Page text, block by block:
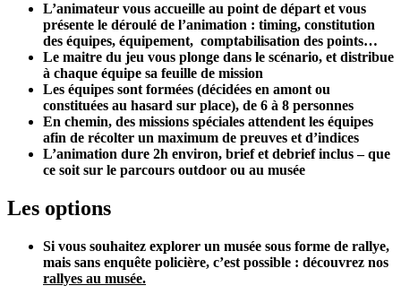
L’animateur vous accueille au point de départ et vous
présente le déroulé de l’animation : timing, constitution
des équipes, équipement, comptabilisation des points…
Le maitre du jeu vous plonge dans le scénario, et distribue
à chaque équipe sa feuille de mission
Les équipes sont formées (décidées en amont ou
constituées au hasard sur place), de 6 à 8 personnes
En chemin, des missions spéciales attendent les équipes
afin de récolter un maximum de preuves et d’indices
L’animation dure 2h environ, brief et debrief inclus – que
ce soit sur le parcours outdoor ou au musée
Les options
Si vous souhaitez explorer un musée sous forme de rallye,
mais sans enquête policière, c’est possible : découvrez nos
rallyes au musée.